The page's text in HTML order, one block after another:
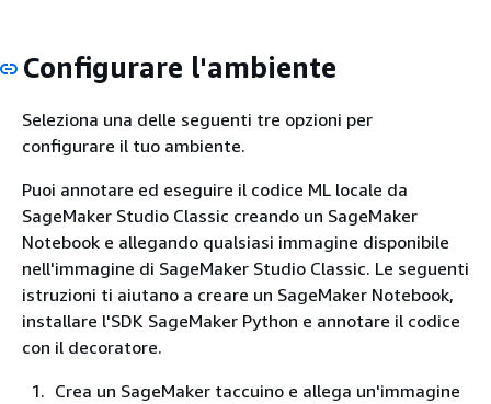
Configurare l'ambiente
Seleziona una delle seguenti tre opzioni per
configurare il tuo ambiente.
Puoi annotare ed eseguire il codice ML locale da
SageMaker Studio Classic creando un SageMaker
Notebook e allegando qualsiasi immagine disponibile
nell'immagine di SageMaker Studio Classic. Le seguenti
istruzioni ti aiutano a creare un SageMaker Notebook,
installare l'SDK SageMaker Python e annotare il codice
con il decoratore.
Crea un SageMaker taccuino e allega un'immagine